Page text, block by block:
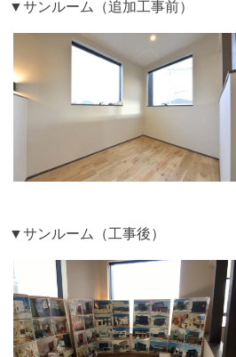
▼サンルーム（追加工事前）
▼サンルーム（工事後）